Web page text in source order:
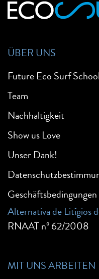
ÜBER UNS
Future Eco Surf School
Team
Nachhaltigkeit
Show us Love
Unser Dank!
Geschäftsbedingungen
Alternativa de Litígios
RNAAT nº 62/2008
MIT UNS ARBEITEN